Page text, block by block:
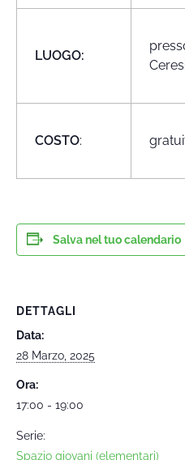
LUOGO:
COSTO:
Salva nel tuo calendario
DETTAGLI
Data:
28 Marzo, 2025
Ora:
17:00 - 19:00
Serie:
Spazio giovani (elementari)